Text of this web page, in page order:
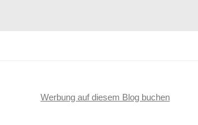
Werbung auf diesem Blog buchen